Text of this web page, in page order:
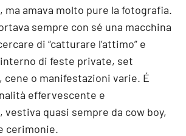
amava molto pure la fotografia.
sempre con sé una macchina
di “catturare l’attimo” e
di feste private, set
o manifestazioni varie. É
effervescente e
quasi sempre da cow boy,
cerimonie.